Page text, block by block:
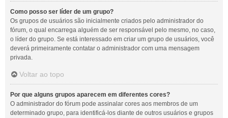
Como posso ser líder de um grupo?
Os grupos de usuários são inicialmente criados pelo administrador do
fórum, o qual encarrega alguém de ser responsável pelo mesmo, no caso,
o líder do grupo. Se está interessado em criar um grupo de usuários, você
deverá primeiramente contatar o administrador com uma mensagem
privada.
Voltar ao topo
Por que alguns grupos aparecem em diferentes cores?
O administrador do fórum pode assinalar cores aos membros de um
determinado grupo, para identificá-los diante de outros usuários e grupos